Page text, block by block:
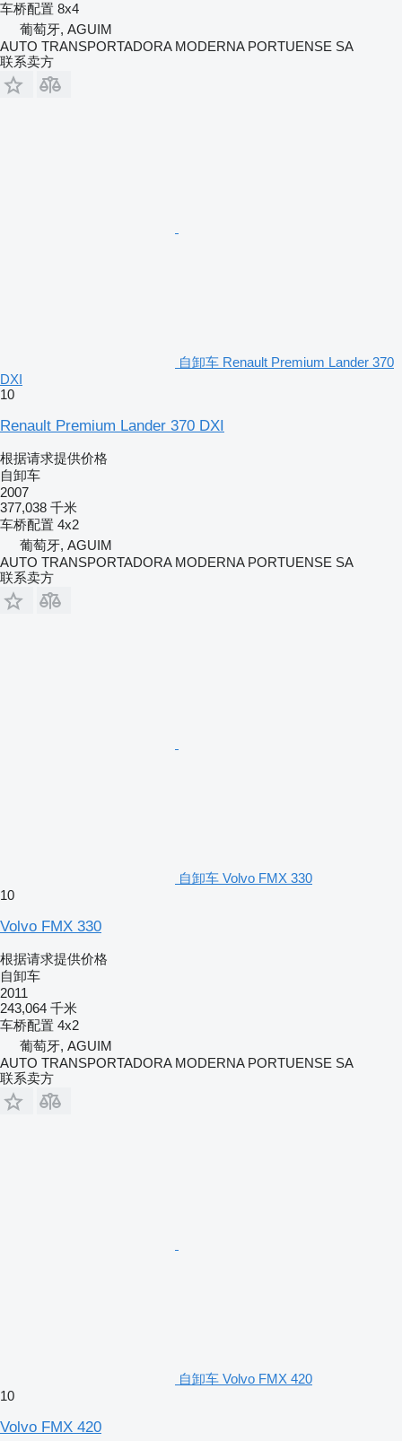
车桥配置 8x4
葡萄牙, AGUIM
AUTO TRANSPORTADORA MODERNA PORTUENSE SA
联系卖方
自卸车 Renault Premium Lander 370
DXI
10
Renault Premium Lander 370 DXI
根据请求提供价格
自卸车
2007
377,038 千米
车桥配置 4x2
葡萄牙, AGUIM
AUTO TRANSPORTADORA MODERNA PORTUENSE SA
联系卖方
自卸车 Volvo FMX 330
10
Volvo FMX 330
根据请求提供价格
自卸车
2011
243,064 千米
车桥配置 4x2
葡萄牙, AGUIM
AUTO TRANSPORTADORA MODERNA PORTUENSE SA
联系卖方
自卸车 Volvo FMX 420
10
Volvo FMX 420